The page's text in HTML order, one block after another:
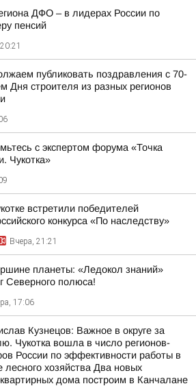
ДФО – в лидерах России по
пенсий
публиковать поздравления с 70-
Дня строителя из разных регионов
с экспертом форума «Точка
Чукотка»
встретили победителей
конкурса «По наследству»
Вчера, 21:21
планеты: «Ледокол знаний»
Северного полюса!
17:06
Кузнецов: Важное в округе за
Чукотка вошла в число регионов-
России по эффективности работы в
лесного хозяйства Два новых
дома построим в Канчалане